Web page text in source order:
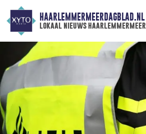
HAARLEMMERMEERDAGBLAD.NL
lokaal nieuws haarlemmermeer